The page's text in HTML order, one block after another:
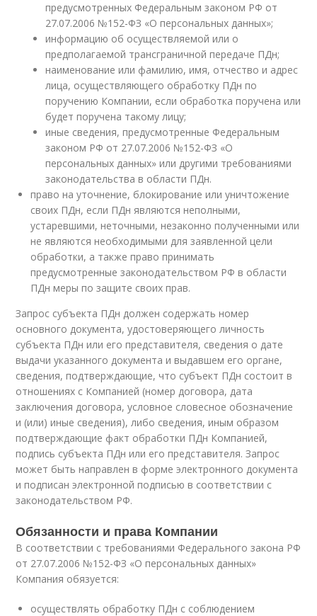
предусмотренных Федеральным законом РФ от
27.07.2006 №152-ФЗ «О персональных данных»;
информацию об осуществляемой или о
предполагаемой трансграничной передаче ПДн;
наименование или фамилию, имя, отчество и адрес
лица, осуществляющего обработку ПДн по
поручению Компании, если обработка поручена или
будет поручена такому лицу;
иные сведения, предусмотренные Федеральным
законом РФ от 27.07.2006 №152-ФЗ «О
персональных данных» или другими требованиями
законодательства в области ПДн.
право на уточнение, блокирование или уничтожение
своих ПДн, если ПДн являются неполными,
устаревшими, неточными, незаконно полученными или
не являются необходимыми для заявленной цели
обработки, а также право принимать
предусмотренные законодательством РФ в области
ПДн меры по защите своих прав.
Запрос субъекта ПДн должен содержать номер
основного документа, удостоверяющего личность
субъекта ПДн или его представителя, сведения о дате
выдачи указанного документа и выдавшем его органе,
сведения, подтверждающие, что субъект ПДн состоит в
отношениях с Компанией (номер договора, дата
заключения договора, условное словесное обозначение
и (или) иные сведения), либо сведения, иным образом
подтверждающие факт обработки ПДн Компанией,
подпись субъекта ПДн или его представителя. Запрос
может быть направлен в форме электронного документа
и подписан электронной подписью в соответствии с
законодательством РФ.
Обязанности и права Компании
В соответствии с требованиями Федерального закона РФ
от 27.07.2006 №152-ФЗ «О персональных данных»
Компания обязуется:
осуществлять обработку ПДн с соблюдением